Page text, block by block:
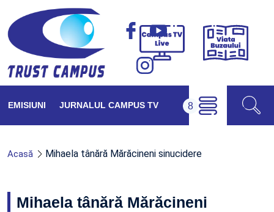
Campus
Viața
EMISIUNI JURNALUL CAMPUS TV
Acasă Mihaela tânără Mărăcineni sinucidere
Mihaela tânără Mărăcineni